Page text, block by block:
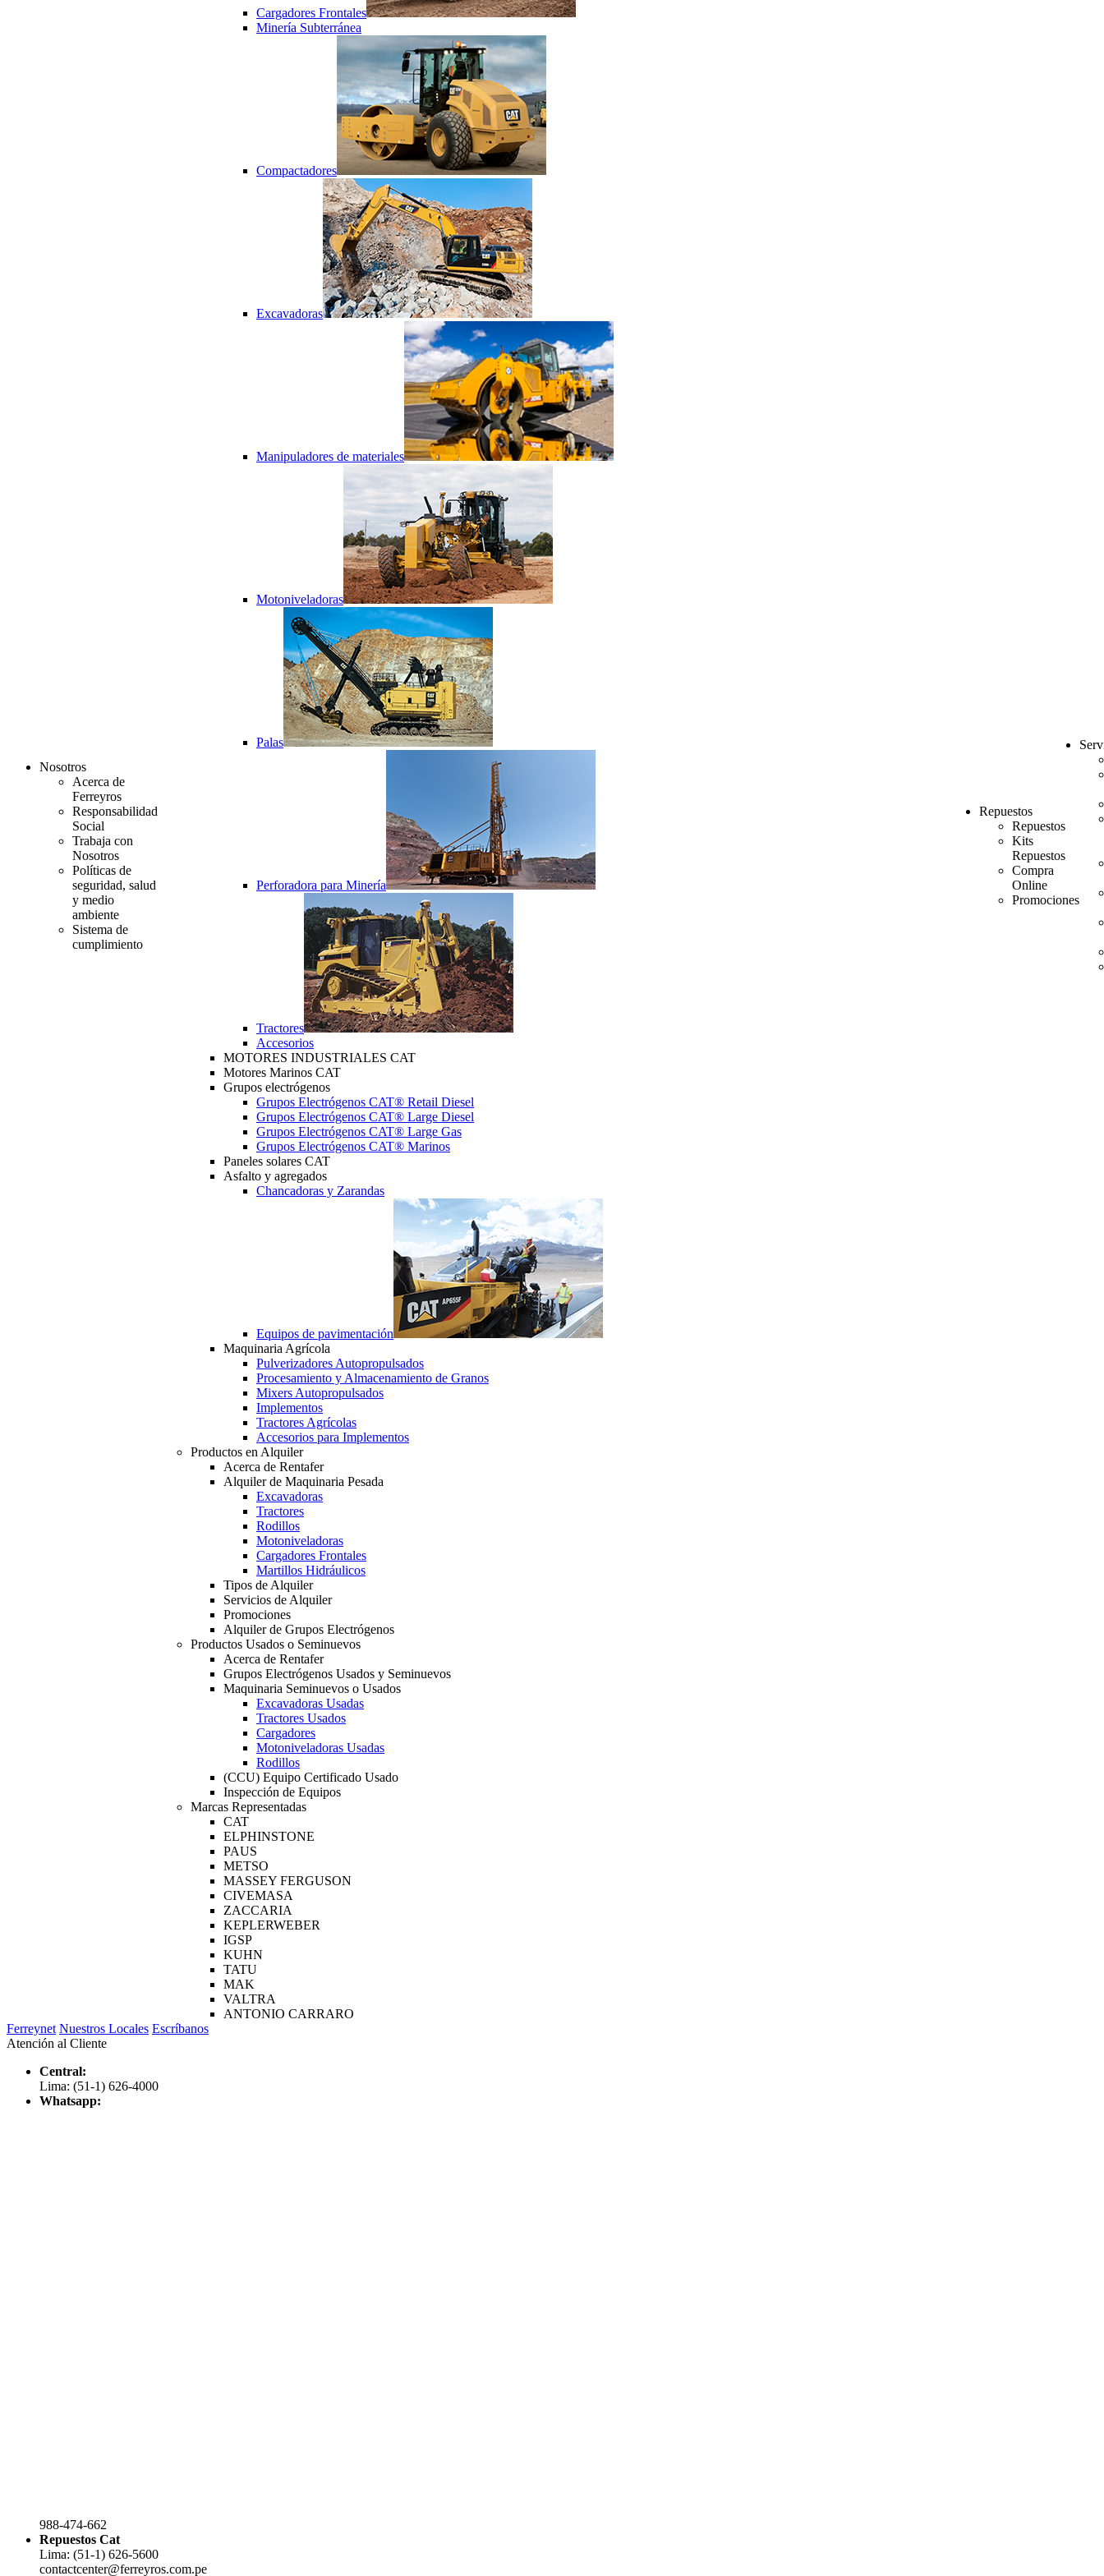
Nosotros
Acerca de
Ferreyros
Responsabilidad
Social
Trabaja con
Nosotros
Políticas de
seguridad, salud
y medio
ambiente
Sistema de
cumplimiento
Cargadores Frontales
Minería Subterránea
Compactadores
Excavadoras
Manipuladores de materiales
Motoniveladoras
Palas
Perforadora para Minería
Tractores
Accesorios
MOTORES INDUSTRIALES CAT
Motores Marinos CAT
Grupos electrógenos
Grupos Electrógenos CAT® Retail Diesel
Grupos Electrógenos CAT® Large Diesel
Grupos Electrógenos CAT® Large Gas
Grupos Electrógenos CAT® Marinos
Paneles solares CAT
Asfalto y agregados
Chancadoras y Zarandas
Equipos de pavimentación
Maquinaria Agrícola
Pulverizadores Autopropulsados
Procesamiento y Almacenamiento de Granos
Mixers Autopropulsados
Implementos
Tractores Agrícolas
Accesorios para Implementos
Productos en Alquiler
Acerca de Rentafer
Alquiler de Maquinaria Pesada
Excavadoras
Tractores
Rodillos
Motoniveladoras
Cargadores Frontales
Martillos Hidráulicos
Tipos de Alquiler
Servicios de Alquiler
Promociones
Alquiler de Grupos Electrógenos
Productos Usados o Seminuevos
Acerca de Rentafer
Grupos Electrógenos Usados y Seminuevos
Maquinaria Seminuevos o Usados
Excavadoras Usadas
Tractores Usados
Cargadores
Motoniveladoras Usadas
Rodillos
(CCU) Equipo Certificado Usado
Inspección de Equipos
Marcas Representadas
CAT
ELPHINSTONE
PAUS
METSO
MASSEY FERGUSON
CIVEMASA
ZACCARIA
KEPLERWEBER
IGSP
KUHN
TATU
MAK
VALTRA
ANTONIO CARRARO
Repuestos
Repuestos
Kits
Repuestos
Compra
Online
Promociones
Ferreynet Nuestros Locales Escríbanos
Atención al Cliente
Central:
Lima: (51-1) 626-4000
Whatsapp:
988-474-662
Repuestos Cat
Lima: (51-1) 626-5600
contactcenter@ferreyros.com.pe